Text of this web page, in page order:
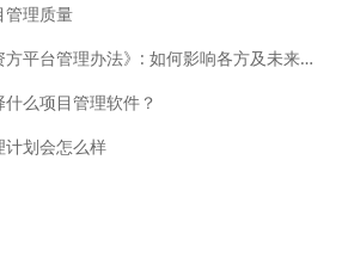
管理质量
平台管理办法》: 如何影响各方及未来走向?
么项目管理软件？
计划会怎么样